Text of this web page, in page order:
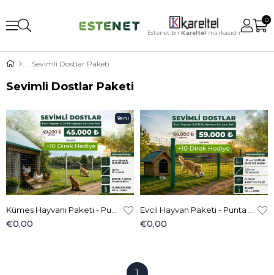
0
Estenet birKareltel markasıdır
Sevimli Dostlar Paketi
Sevimli Dostlar Paketi
€0,00
Yeni
Ürün
€0,00